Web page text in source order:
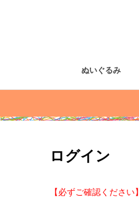
ぬいぐるみ
ログイン
【必ずご確認ください】